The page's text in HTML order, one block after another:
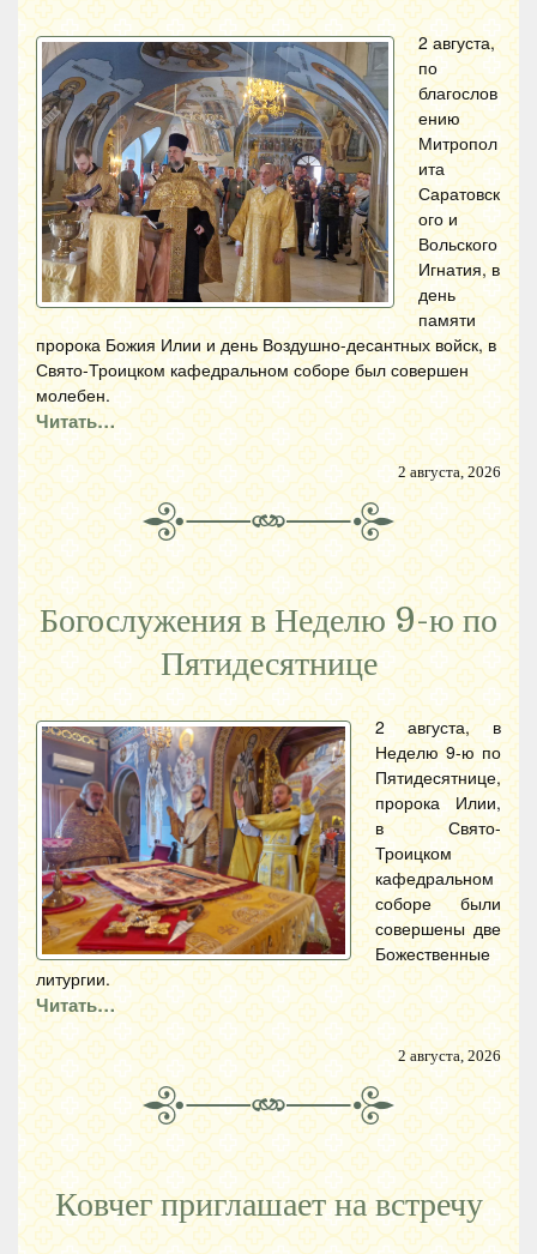
2 августа,
по
благослов
ению
Митропол
ита
Саратовск
ого и
Вольского
Игнатия, в
день
памяти
пророка Божия Илии и день Воздушно-десантных войск, в
Свято-Троицком кафедральном соборе был совершен
молебен.
Читать…
2 августа, 2026
Богослужения в Неделю 9-ю по
Пятидесятнице
2 августа, в
Неделю 9-ю по
Пятидесятнице,
пророка Илии,
в Свято-
Троицком
кафедральном
соборе были
совершены две
Божественные
литургии.
Читать…
2 августа, 2026
Ковчег приглашает на встречу